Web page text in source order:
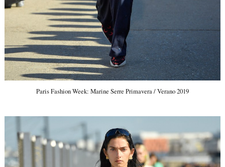
Paris Fashion Week: Marine Serre Primavera / Verano 2019